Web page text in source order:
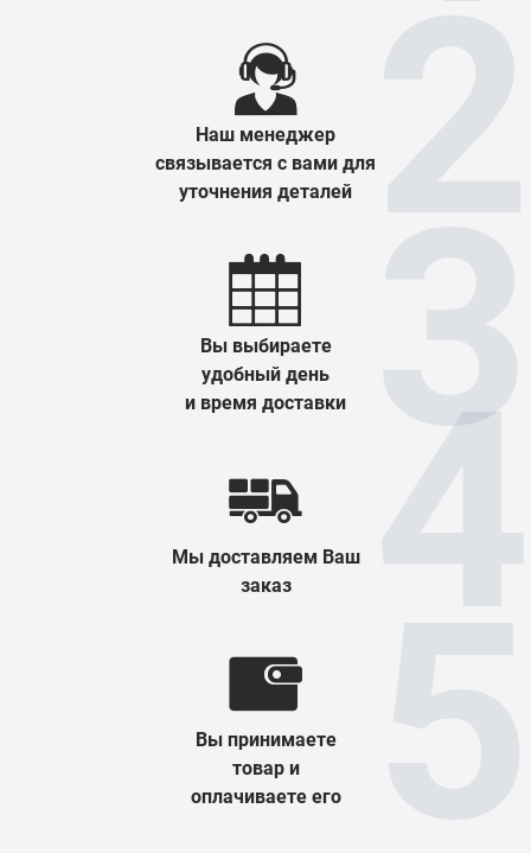
Наш менеджер
связывается с вами для
уточнения деталей
Вы выбираете
удобный день
и время доставки
Мы доставляем Ваш
заказ
Вы принимаете
товар и
оплачиваете его